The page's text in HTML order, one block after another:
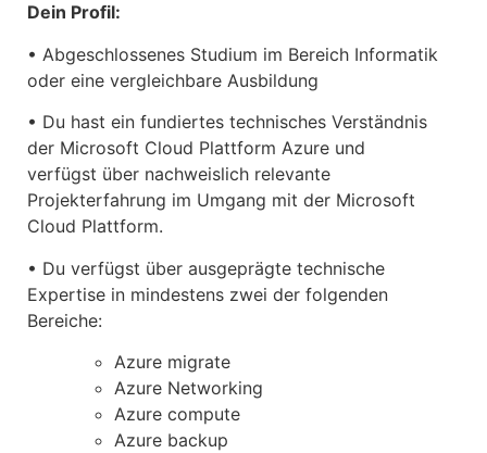
Dein Profil:
• Abgeschlossenes Studium im Bereich Informatik
oder eine vergleichbare Ausbildung
• Du hast ein fundiertes technisches Verständnis
der Microsoft Cloud Plattform Azure und
verfügst über nachweislich relevante
Projekterfahrung im Umgang mit der Microsoft
Cloud Plattform.
• Du verfügst über ausgeprägte technische
Expertise in mindestens zwei der folgenden
Bereiche:
Azure migrate
Azure Networking
Azure compute
Azure backup